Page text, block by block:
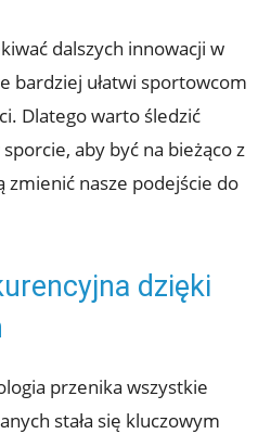
dalszych innowacji w
bardziej ułatwi sportowcom
Dlatego warto śledzić
aby być na bieżąco z
nasze podejście do
dzięki
przenika wszystkie
stała się kluczowym